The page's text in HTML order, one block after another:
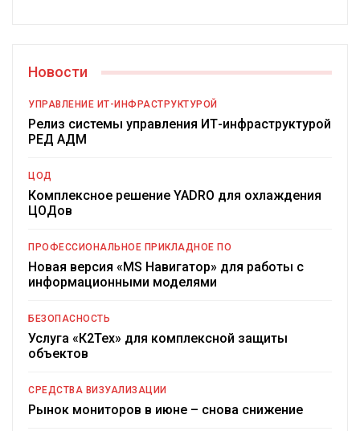
Новости
УПРАВЛЕНИЕ ИТ-ИНФРАСТРУКТУРОЙ
Релиз системы управления ИТ-инфраструктурой
РЕД АДМ
ЦОД
Комплексное решение YADRO для охлаждения
ЦОДов
ПРОФЕССИОНАЛЬНОЕ ПРИКЛАДНОЕ ПО
Новая версия «MS Навигатор» для работы с
информационными моделями
БЕЗОПАСНОСТЬ
Услуга «К2Тех» для комплексной защиты
объектов
СРЕДСТВА ВИЗУАЛИЗАЦИИ
Рынок мониторов в июне – снова снижение